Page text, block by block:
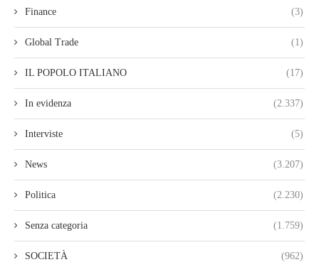
Finance (3)
Global Trade (1)
IL POPOLO ITALIANO (17)
In evidenza (2.337)
Interviste (5)
News (3.207)
Politica (2.230)
Senza categoria (1.759)
SOCIETÀ (962)